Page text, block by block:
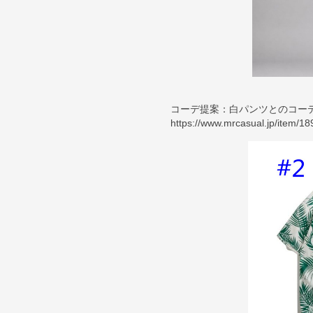
コーデ提案：白パンツとのコ
https://www.mrcasual.jp/item/